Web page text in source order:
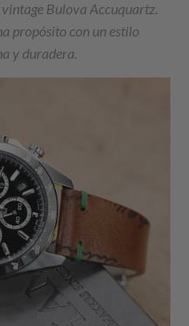
Bulova Accuquartz.
propósito con un estilo
y duradera.